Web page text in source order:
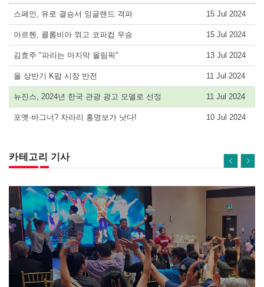
스페인, 유로 결승서 잉글랜드 격파 15 Jul 2024
아르헨, 콜롬비아 꺾고 코파컵 우승 15 Jul 2024
김효주 "파리는 마지막 올림픽" 13 Jul 2024
올 상반기 K팝 시장 반전 11 Jul 2024
뉴진스, 2024년 한국 관광 광고 모델로 선정 11 Jul 2024
포옛·바그너? 차라리 홍명보가 낫다! 10 Jul 2024
카테고리 기사